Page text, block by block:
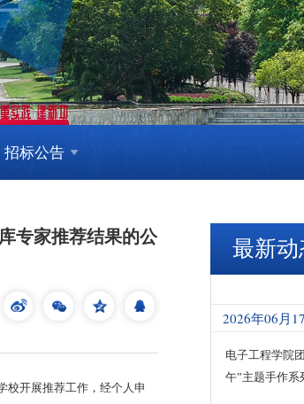
招标公告
专家推荐结果的公
校开展推荐工作，经个人申
最新动
2026年06月
电子工程学院
午”主题手作系